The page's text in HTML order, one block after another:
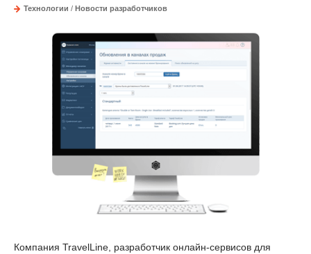
Технологии / Новости разработчиков
Компания TravelLine, разработчик онлайн-сервисов для